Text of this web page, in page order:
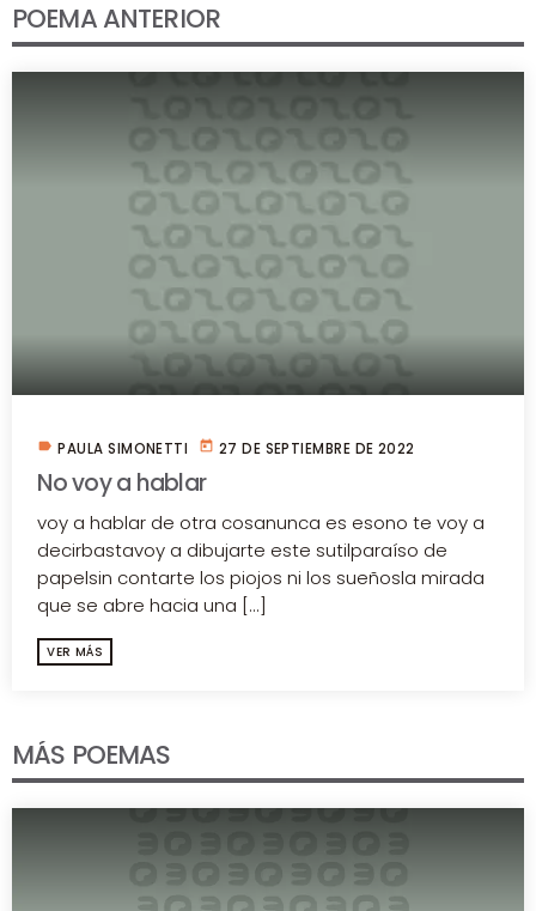
POEMA ANTERIOR
label PAULA SIMONETTI today 27 DE SEPTIEMBRE DE 2022
No voy a hablar
voy a hablar de otra cosanunca es esono te voy a
decirbastavoy a dibujarte este sutilparaíso de
papelsin contarte los piojos ni los sueñosla mirada
que se abre hacia una [...]
VER MÁS
MÁS POEMAS